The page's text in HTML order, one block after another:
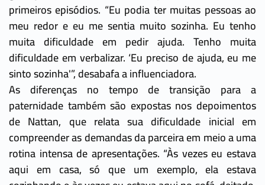
primeiros episódios. “Eu podia ter muitas pessoas ao
meu redor e eu me sentia muito sozinha. Eu tenho
muita dificuldade em pedir ajuda. Tenho muita
dificuldade em verbalizar. ‘Eu preciso de ajuda, eu me
sinto sozinha'”, desabafa a influenciadora.
As diferenças no tempo de transição para a
paternidade também são expostas nos depoimentos
de Nattan, que relata sua dificuldade inicial em
compreender as demandas da parceira em meio a uma
rotina intensa de apresentações. “Às vezes eu estava
aqui em casa, só que um exemplo, ela estava